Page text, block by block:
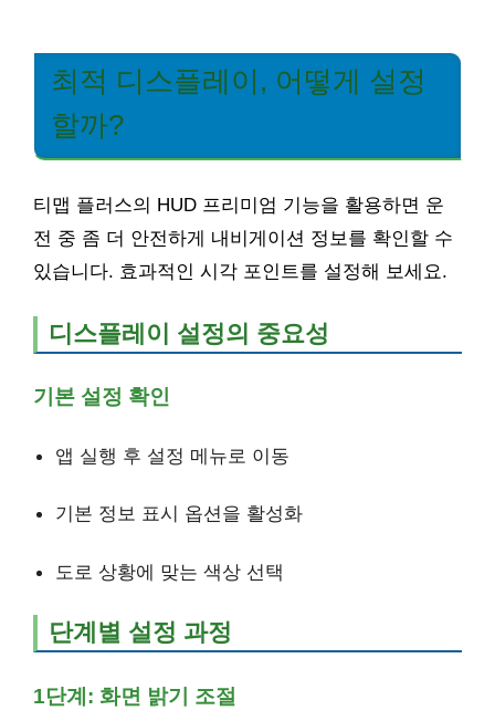
최적 디스플레이, 어떻게 설정
할까?
티맵 플러스의 HUD 프리미엄 기능을 활용하면 운
전 중 좀 더 안전하게 내비게이션 정보를 확인할 수
있습니다. 효과적인 시각 포인트를 설정해 보세요.
디스플레이 설정의 중요성
기본 설정 확인
앱 실행 후 설정 메뉴로 이동
기본 정보 표시 옵션을 활성화
도로 상황에 맞는 색상 선택
단계별 설정 과정
1단계: 화면 밝기 조절